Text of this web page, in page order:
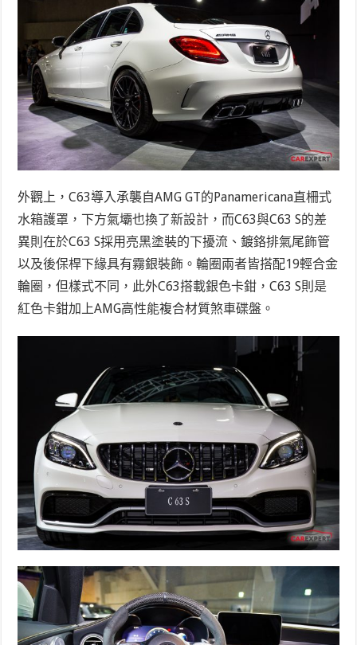
外觀上，C63導入承襲自AMG GT的Panamericana直柵式
水箱護罩，下方氣壩也換了新設計，而C63與C63 S的差
異則在於C63 S採用亮黑塗裝的下擾流、鍍鉻排氣尾飾管
以及後保桿下緣具有霧銀裝飾。輪圈兩者皆搭配19輕合金
輪圈，但樣式不同，此外C63搭載銀色卡鉗，C63 S則是
紅色卡鉗加上AMG高性能複合材質煞車碟盤。